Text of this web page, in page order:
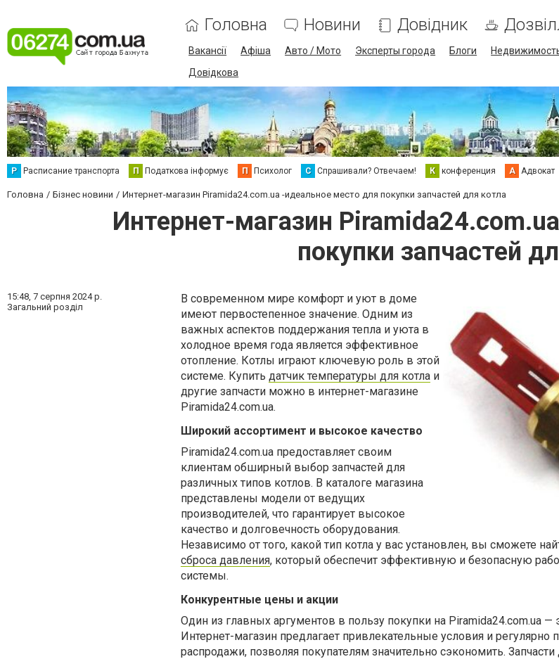
Головна Новини Довідник
Вакансії Афіша Авто / Мото Эксперты города Блоги
Довідкова
Р Расписание транспорта П Податкова інформує П Психолог С Спрашивали? Отвечаем! К конференция А Адвокат
Головна Бізнес новини Интернет-магазин Piramida24.com.ua -идеальное место для покупки запчастей для котла
Интернет-магазин
покупки запчастей
15:48, 7 серпня 2024 р.
Загальний розділ
В современном мире комфорт и уют в доме
имеют первостепенное значение. Одним из
важных аспектов поддержания тепла и уюта в
холодное время года является эффективное
отопление. Котлы играют ключевую роль в этой
системе. Купить датчик температуры для котла и
другие запчасти можно в интернет-магазине
Piramida24.com.ua.
Широкий ассортимент и высокое качество
Piramida24.com.ua предоставляет своим
клиентам обширный выбор запчастей для
различных типов котлов. В каталоге магазина
представлены модели от ведущих
производителей, что гарантирует высокое
качество и долговечность оборудования.
Независимо от того, какой тип котла у вас установлен, вы сможете
сброса давления, который обеспечит эффективную и безопасную
системы.
Конкурентные цены и акции
Один из главных аргументов в пользу покупки на Piramida24.com.ua
Интернет-магазин предлагает привлекательные условия и регулярно
распродажи, позволяя покупателям значительно сэкономить.